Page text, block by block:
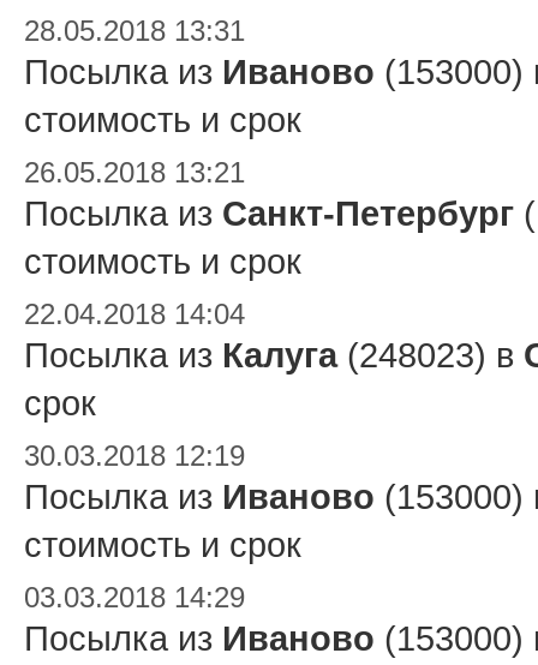
28.05.2018 13:31
Посылка из Иваново
стоимость и срок
26.05.2018 13:21
Посылка из Санкт-Петербург
стоимость и срок
22.04.2018 14:04
Посылка из Калуга(248023) в
срок
30.03.2018 12:19
Посылка из Иваново
стоимость и срок
03.03.2018 14:29
Посылка из Иваново